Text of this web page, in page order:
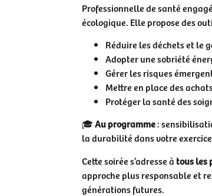
Professionnelle de santé
écologique. Elle propose des
Réduire les déchets et le
Adopter une sobriété
Gérer les risques
Mettre en place des
Protéger la santé des
🎓Au programme:
la durabilité dans votre
Cette soirée s’adresse à tous les
approche plus responsable et
générations futures.